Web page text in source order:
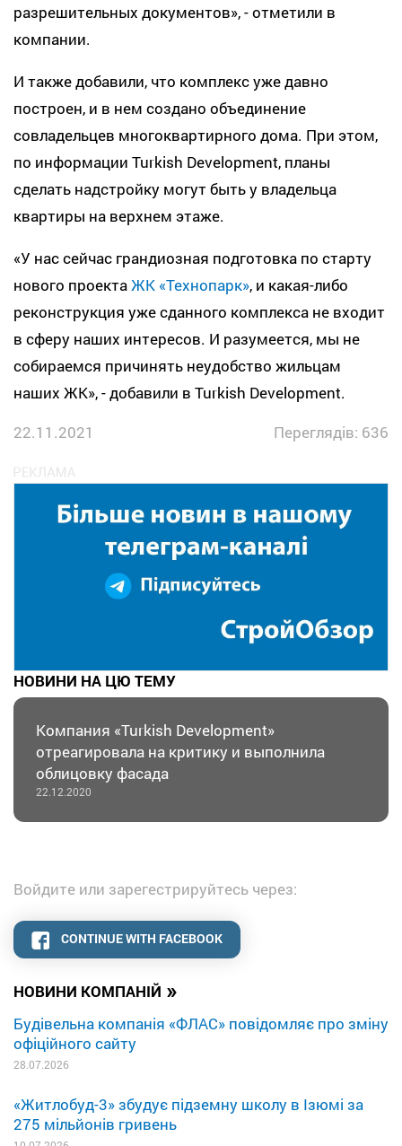
НОВИНИ КОМПАНІЙ »
Будівельна компанія «ФЛАС» повідомляє про зміну
офіційного сайту
28.07.2026
«Житлобуд-3» збудує підземну школу в Ізюмі за
275 мільйонів гривень
разрешительных документов», - отметили в
компании.
И также добавили, что комплекс уже давно
построен, и в нем создано объединение
совладельцев многоквартирного дома. При этом,
по информации Turkish Development, планы
сделать надстройку могут быть у владельца
квартиры на верхнем этаже.
«У нас сейчас грандиозная подготовка по старту
нового проектаЖК «Технопарк», и какая-либо
реконструкция уже сданного комплекса не входит
в сферу наших интересов. И разумеется, мы не
собираемся причинять неудобство жильцам
наших ЖК», - добавили в Turkish Development.
22.11.2021
Переглядів: 636
НОВИНИ НА ЦЮ ТЕМУ
Компания «Turkish Development»
отреагировала на критику и выполнила
облицовку фасада
22.12.2020
Войдите или зарегестрируйтесь через:
CONTINUE WITH FACEBOOK